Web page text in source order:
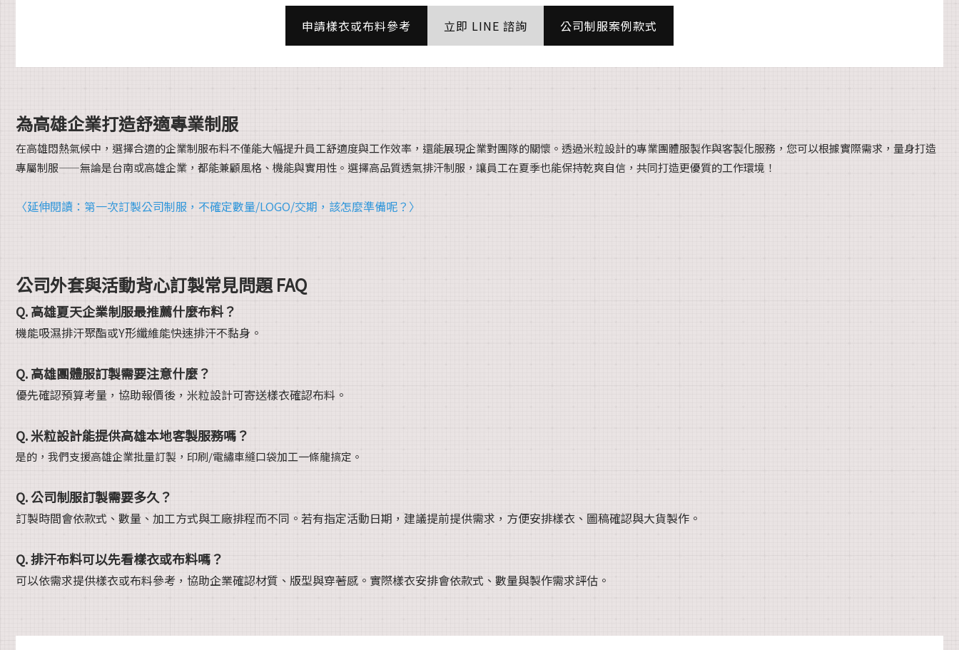
申請樣衣或布料參考 立即 LINE 諮詢 公司制服案例款式
為高雄企業打造舒適專業制服
在高雄悶熱氣候中，選擇合適的企業制服布料不僅能大幅提升員工舒適度與工作效率，還能展現企業對團隊的關懷。透過米粒設計的專業團體服製作與客製化服務，您可以根據實際需求，量身打造
專屬制服——無論是台南或高雄企業，都能兼顧風格、機能與實用性。選擇高品質透氣排汗制服，讓員工在夏季也能保持乾爽自信，共同打造更優質的工作環境！
〈延伸閱讀：第一次訂製公司制服，不確定數量/LOGO/交期，該怎麼準備呢？〉
公司外套與活動背心訂製常見問題 FAQ
Q. 高雄夏天企業制服最推薦什麼布料？
機能吸濕排汗聚酯或Y形纖維能快速排汗不黏身。
Q. 高雄團體服訂製需要注意什麼？
優先確認預算考量，協助報價後，米粒設計可寄送樣衣確認布料。
Q. 米粒設計能提供高雄本地客製服務嗎？
是的，我們支援高雄企業批量訂製，印刷/電繡車縫口袋加工一條龍搞定。
Q. 公司制服訂製需要多久？
訂製時間會依款式、數量、加工方式與工廠排程而不同。若有指定活動日期，建議提前提供需求，方便安排樣衣、圖稿確認與大貨製作。
Q. 排汗布料可以先看樣衣或布料嗎？
可以依需求提供樣衣或布料參考，協助企業確認材質、版型與穿著感。實際樣衣安排會依款式、數量與製作需求評估。